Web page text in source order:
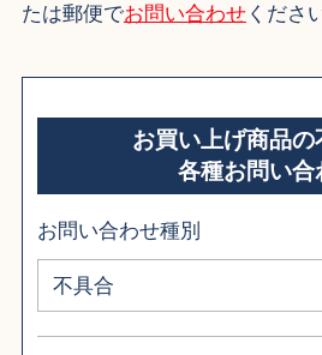
たは郵便でお問い合わせくださ
お買い上げ商品の
各種お問い合
お問い合わせ種別